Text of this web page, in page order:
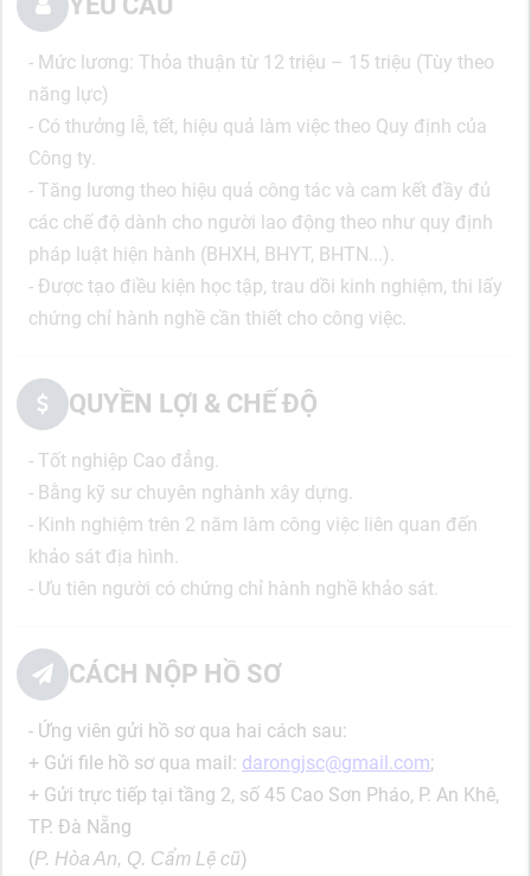
- Mức lương: Thỏa thuận từ 12 triệu – 15 triệu (Tùy theo
năng lực)
- Có thưởng lễ, tết, hiệu quả làm việc theo Quy định của
Công ty.
- Tăng lương theo hiệu quả công tác và cam kết đầy đủ
các chế độ dành cho người lao động theo như quy định
pháp luật hiện hành (BHXH, BHYT, BHTN...).
- Được tạo điều kiện học tập, trau dồi kinh nghiệm, thi lấy
chứng chỉ hành nghề cần thiết cho công việc.
QUYỀN LỢI & CHẾ ĐỘ
- Tốt nghiệp Cao đẳng.
- Bằng kỹ sư chuyên nghành xây dựng.
- Kinh nghiệm trên 2 năm làm công việc liên quan đến
khảo sát địa hình.
- Ưu tiên người có chứng chỉ hành nghề khảo sát.
CÁCH NỘP HỒ SƠ
- Ứng viên gửi hồ sơ qua hai cách sau:
+ Gửi file hồ sơ qua mail: darongjsc@gmail.com;
+ Gửi trực tiếp tại tầng 2, số 45 Cao Sơn Pháo, P. An Khê,
TP. Đà Nẵng
(P. Hòa An, Q. Cẩm Lệ cũ)